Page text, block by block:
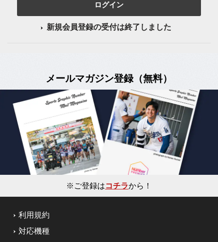
ログイン
新規会員登録の受付は終了しました
メールマガジン登録（無料）
※ご登録はコチラから！
利用規約
対応機種